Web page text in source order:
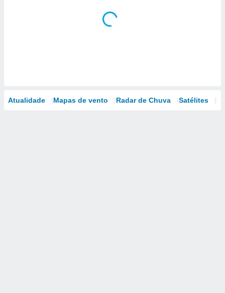
Atualidade Mapas de vento Radar de Chuva Satélites